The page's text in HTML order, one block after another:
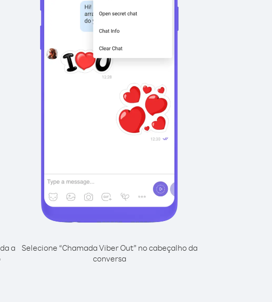
a
Selecione “Chamada Viber Out” no cabeçalho da
conversa